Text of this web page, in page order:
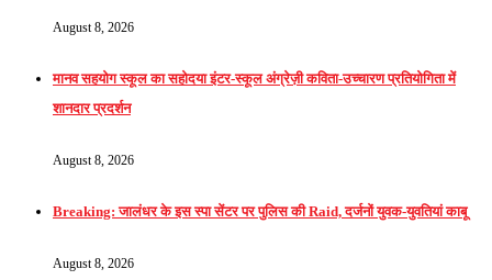
August 8, 2026
मानव सहयोग स्कूल का सहोदया इंटर-स्कूल अंग्रेज़ी कविता-उच्चारण प्रतियोगिता में
शानदार प्रदर्शन
August 8, 2026
Breaking: जालंधर के इस स्पा सेंटर पर पुलिस की Raid, दर्जनों युवक-युवतियां काबू
August 8, 2026